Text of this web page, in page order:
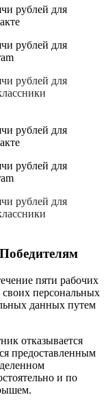
рублей для
рублей для
рублей для
рублей для
рублей для
рублей для
пяти рабочих
своих персональных
данных путем
отказывается
предоставленным
и по